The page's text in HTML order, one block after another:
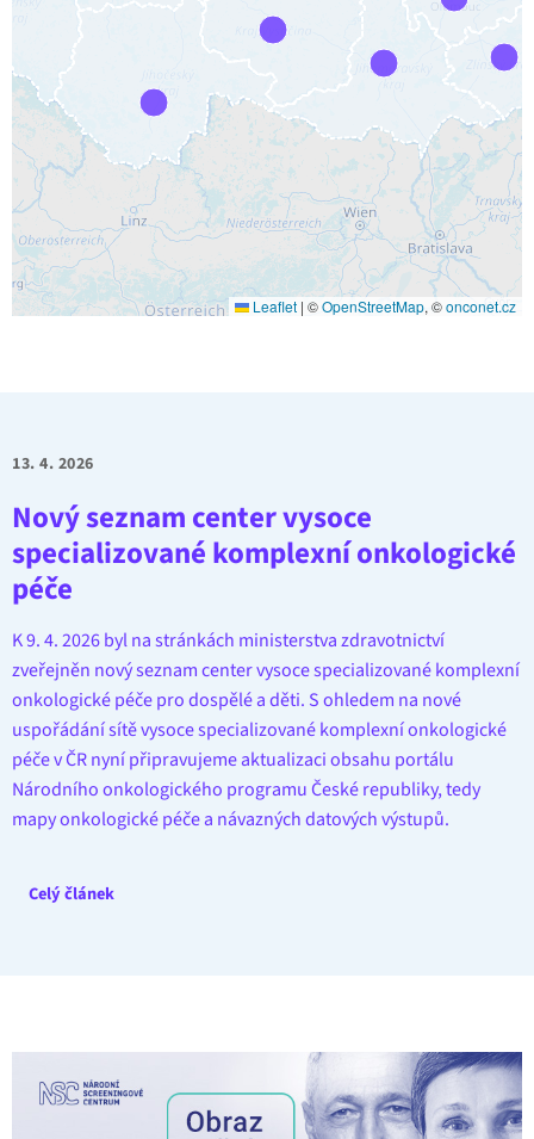
Leaflet | ©OpenStreetMap, ©onconet.cz
13. 4. 2026
Nový seznam center vysoce
specializované komplexní onkologické
péče
K 9. 4. 2026 byl na stránkách ministerstva zdravotnictví
zveřejněn nový seznam center vysoce specializované komplexní
onkologické péče pro dospělé a děti. S ohledem na nové
uspořádání sítě vysoce specializované komplexní onkologické
péče v ČR nyní připravujeme aktualizaci obsahu portálu
Národního onkologického programu České republiky, tedy
mapy onkologické péče a návazných datových výstupů.
Celý článek